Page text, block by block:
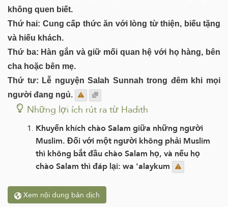
không quen biết.
Thứ hai: Cung cấp thức ăn với lòng từ thiện, biếu tặng
và hiếu khách.
Thứ ba: Hàn gắn và giữ mối quan hệ với họ hàng, bên
cha hoặc bên mẹ.
Thứ tư: Lễ nguyện Salah Sunnah trong đêm khi mọi
người đang ngủ.
Những lợi ích rút ra từ Hadith
Khuyến khích chào Salam giữa những người
Muslim. Đối với một người không phải Muslim
thì không bắt đầu chào Salam họ, và nếu họ
chào Salam thì đáp lại: wa 'alaykum
Xem nội dung bản dịch